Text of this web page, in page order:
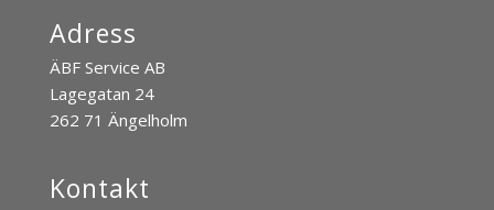
Adress
ÄBF Service AB
Lagegatan 24
262 71 Ängelholm
Kontakt